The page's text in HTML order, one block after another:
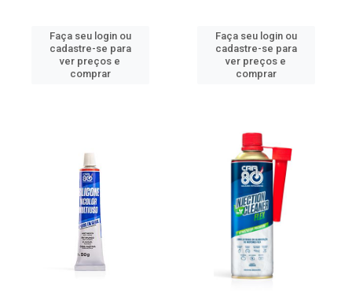
Faça seu login ou
cadastre-se para
ver preços e
comprar
Faça seu login ou
cadastre-se para
ver preços e
comprar